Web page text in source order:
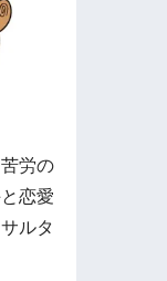
労の
恋愛
ルタ